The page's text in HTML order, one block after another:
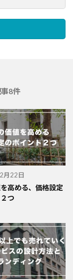
8件
月22日
高める、価格設定
つ